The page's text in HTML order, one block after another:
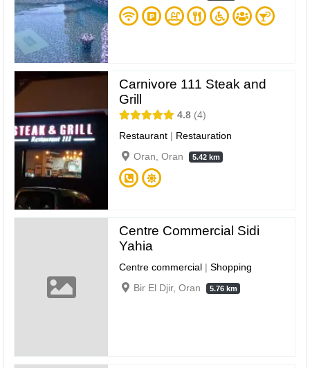
Carnivore 111 Steak and
Grill
4.8 4
Restaurant | Restauration
Oran, Oran
5.42 km
Centre Commercial Sidi
Yahia
Centre commercial |Shopping
Bir El Djir, Oran
5.76 km